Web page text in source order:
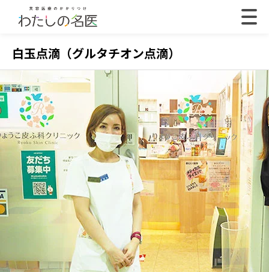
白玉点滴（グルタチオン点滴）